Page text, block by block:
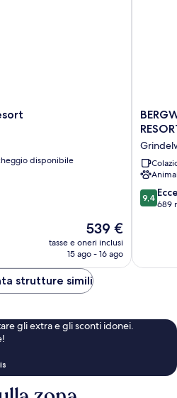
disponibile
Il
prezzo
attuale
539 €
539 €
tasse e oneri inclusi
15 ago - 16 ago
ALPINE
DESIGN
RESORT
9.4
su
9,4
689
strutture simili
gli extra e gli sconti idonei.